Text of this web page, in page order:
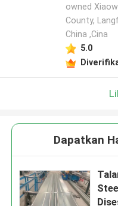
owned
County,
China ,Cina
5.0
Dapatkan